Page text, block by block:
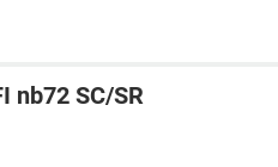
nb72 SC/SR